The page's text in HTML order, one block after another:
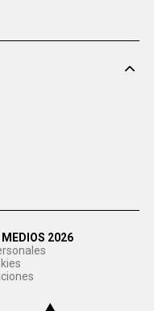
2026